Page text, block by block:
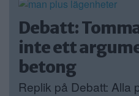
Debatt:
inte ett
betong
Replik på Debatt: Alla